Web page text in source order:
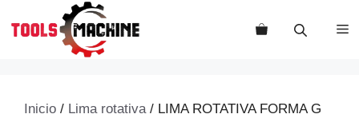
Inicio / Lima rotativa/ LIMA ROTATIVA FORMA G